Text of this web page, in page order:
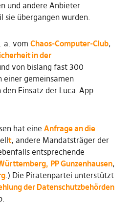
und andere Anbieter
sie übergangen wurden.
a. vom Chaos-Computer-Club,
in der
von bislang fast 300
einer gemeinsamen
Einsatz der Luca-App
hat eine Anfrage an die
t, andere Mandatsträger der
entsprechende
PP Gunzenhausen,
.) Die Piratenpartei unterstützt
der Datenschutzbehörden